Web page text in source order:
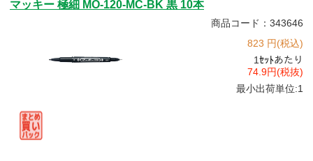
マッキー 極細 MO-120-MC-BK 黒 10本
商品コード：343646
823 円(税込)
1ｾｯﾄあたり
74.9円(税抜)
最小出荷単位:1